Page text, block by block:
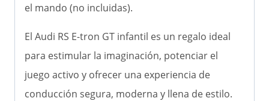
el mando (no incluidas).
El Audi RS E-tron GT infantil es un regalo ideal
para estimular la imaginación, potenciar el
juego activo y ofrecer una experiencia de
conducción segura, moderna y llena de estilo.